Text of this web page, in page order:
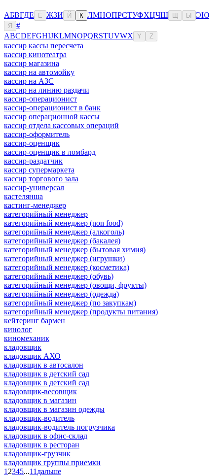
АБВГДЕ Ё ЖЗИ Й К ЛМНОПРСТУФХЦЧШ Ы ЭЮ
Я
#
ABCDEFGHIJKLMNOPQRSTUVWX Y Z
кассир кассы пересчета
кассир кинотеатра
кассир магазина
кассир на автомойку
кассир на АЗС
кассир на линию раздачи
кассир-операционист
кассир-операционист в банк
кассир операционной кассы
кассир отдела кассовых операций
кассир-оформитель
кассир-оценщик
кассир-оценщик в ломбард
кассир-раздатчик
кассир супермаркета
кассир торгового зала
кассир-универсал
кастелянша
кастинг-менеджер
категорийный менеджер
категорийный менеджер (non food)
категорийный менеджер (алкоголь)
категорийный менеджер (бакалея)
категорийный менеджер (бытовая химия)
категорийный менеджер (игрушки)
категорийный менеджер (косметика)
категорийный менеджер (обувь)
категорийный менеджер (овощи, фрукты)
категорийный менеджер (одежда)
категорийный менеджер (по закупкам)
категорийный менеджер (продукты питания)
кейтеринг бармен
кинолог
киномеханик
кладовщик
кладовщик АХО
кладовщик в автосалон
кладовщик в детский сад
кладовщик в детский сад
кладовщик-весовщик
кладовщик в магазин
кладовщик в магазин одежды
кладовщик-водитель
кладовщик-водитель погрузчика
кладовщик в офис-склад
кладовщик в ресторан
кладовщик-грузчик
кладовщик группы приемки
1 2345...11 дальше